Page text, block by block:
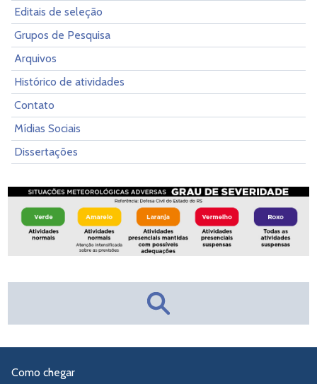
Editais de seleção
Grupos de Pesquisa
Arquivos
Histórico de atividades
Contato
Mídias Sociais
Dissertações
Como chegar